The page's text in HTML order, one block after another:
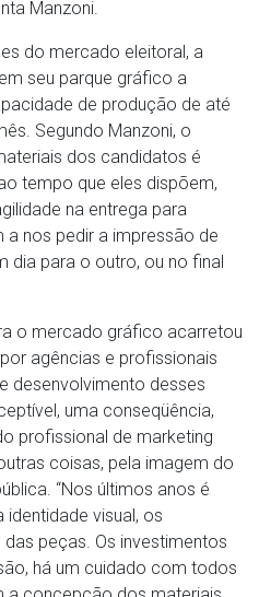
Manzoni.
do mercado eleitoral, a
seu parque gráfico a
de produção de até
Segundo Manzoni, o
dos candidatos é
tempo que eles dispõem,
na entrega para
a nos pedir a impressão de
dia para o outro, ou no final
o mercado gráfico acarretou
agências e profissionais
desenvolvimento desses
uma conseqüência,
profissional de marketing
coisas, pela imagem do
“Nos últimos anos é
visual, os
peças. Os investimentos
há um cuidado com todos